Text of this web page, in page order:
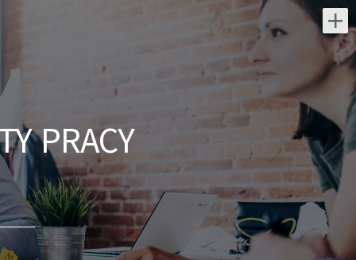
Najnowsze oferty pracy:
Kierownik projektu (k/m)
świętokrzyskie/ Kielce
Rekrutujemy dla : Naszego klienta:
generalnego wykonawcy z sektora
elektroenergetyki. Lokalizacja :
Warszawa/Kielce Zakres obowiązków:
Kompleksowe...
dzisiaj
PRACY